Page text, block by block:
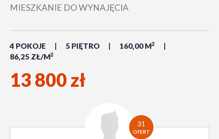
MIESZKANIE DO WYNAJĘCIA
4 POKOJE 5 PIĘTRO 160,00 M2
86,25 ZŁ/M2
13 800 zł
31
OFERT